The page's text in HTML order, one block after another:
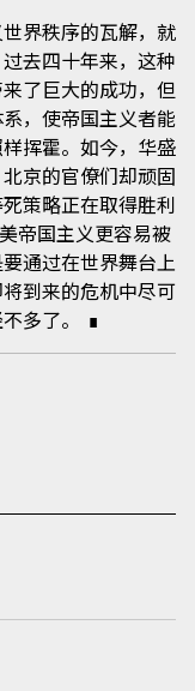
界秩序的瓦解，就
去四十年来，这种
了巨大的成功，但
，使帝国主义者能
挥霍。如今，华盛
京的官僚们却顽固
策略正在取得胜利
帝国主义更容易被
通过在世界舞台上
到来的危机中尽可
多了。